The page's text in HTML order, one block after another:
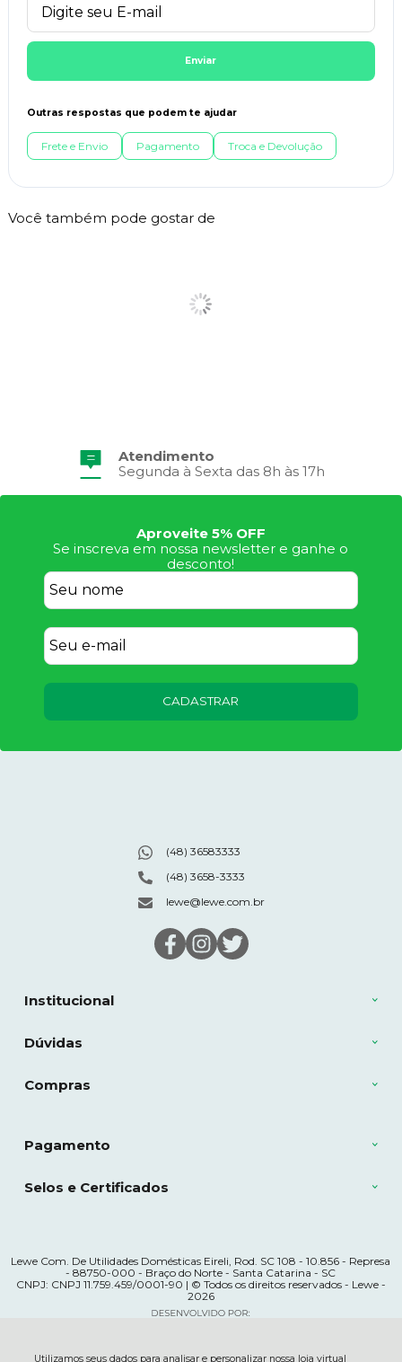
Utilizamos seus dados para analisar e personalizar nossa loja virtual
Enviar
Outras respostas que podem te ajudar
Frete e Envio Pagamento Troca e Devolução
Você também pode gostar de
Atendimento
Segunda à Sexta das 8h às 17h
Aproveite 5% OFF
Se inscreva em nossa newsletter e ganhe o
desconto!
CADASTRAR
Institucional
Dúvidas
Compras
(48) 36583333
(48) 3658-3333
lewe@lewe.com.br
Pagamento
Selos e Certificados
Lewe Com. De Utilidades Domésticas Eireli, Rod. SC 108 - 10.856 - Represa
- 88750-000 - Braço do Norte - Santa Catarina - SC
CNPJ: CNPJ 11.759.459/0001-90 | © Todos os direitos reservados - Lewe -
2026